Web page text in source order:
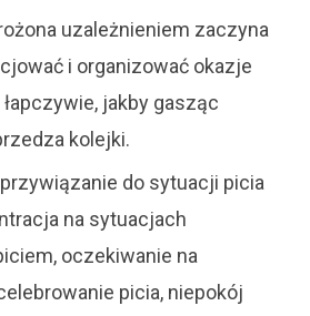
uzależnieniem zaczyna
i organizować okazje
jakby gasząc
kolejki.
do sytuacji picia
na sytuacjach
oczekiwanie na
picia, niepokój